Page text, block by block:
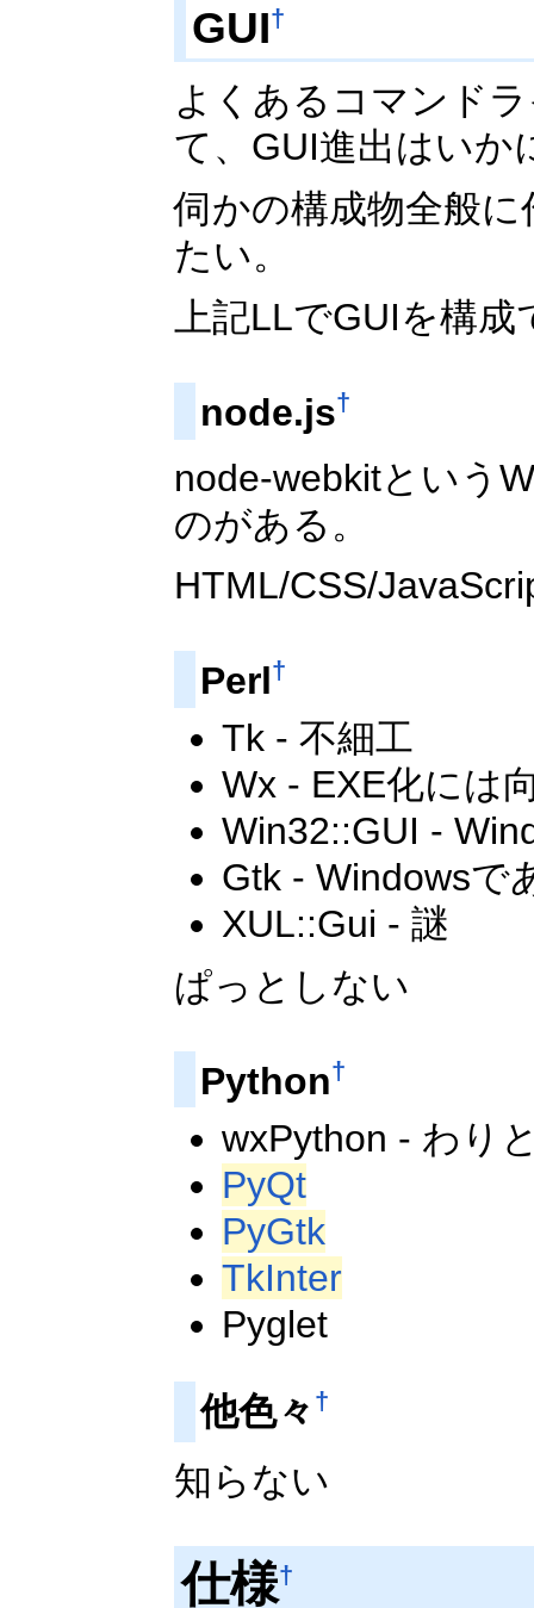
GUI†
よくあるコマンド
て、GUI進出はいか
伺かの構成物全般
たい。
上記LLでGUIを構
node.js†
node-webkitという
のがある。
HTML/CSS/
Perl†
Tk - 不細工
Wx - EXE化には
Win32::GUI -
Gtk - Windowsで
XUL::Gui - 謎
ぱっとしない
Python†
wxPython - わり
PyQt
PyGtk
TkInter
Pyglet
他色々 †
知らない
仕様†